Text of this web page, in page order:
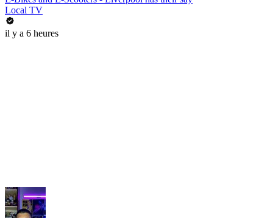
Local TV
il y a 6 heures